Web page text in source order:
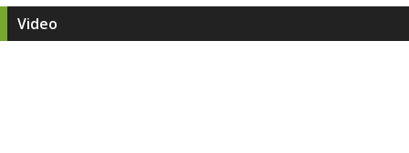
Video